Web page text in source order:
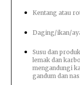
Kentang atau
Daging/ikan/
Susu dan
lemak dan
mengandungi
gandum dan